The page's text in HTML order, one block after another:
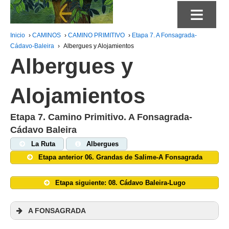
≡
Inicio › CAMINOS › CAMINO PRIMITIVO › Etapa 7. A Fonsagrada-
Cádavo-Baleira › Albergues y Alojamientos
Albergues y
Alojamientos
Etapa 7. Camino Primitivo. A Fonsagrada-
Cádavo Baleira
La Ruta
Albergues
Etapa anterior 06. Grandas de Salime-A Fonsagrada
Etapa siguiente: 08. Cádavo Baleira-Lugo
A FONSAGRADA